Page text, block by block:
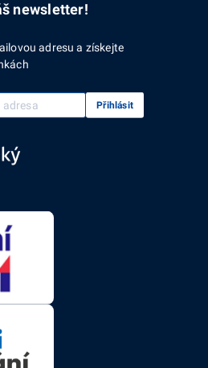
newsletter!
adresu a získejte
Přihlásit